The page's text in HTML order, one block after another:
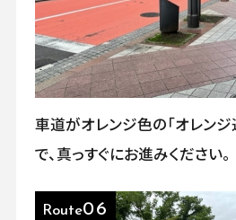
車道がオレンジ色の「オレンジ
で、真っすぐにお進みください。
Route06